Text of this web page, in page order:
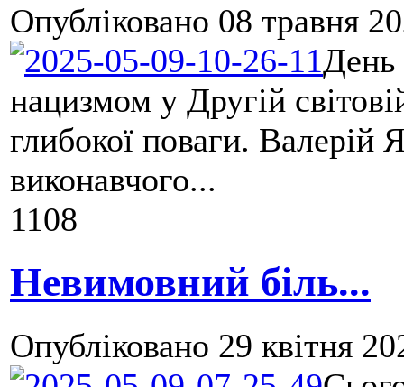
Опубліковано 08 травня
День
нацизмом у Другій
глибокої поваги. Валерій
виконавчого...
1108
Невимовний біль...
Опубліковано 29 квітня